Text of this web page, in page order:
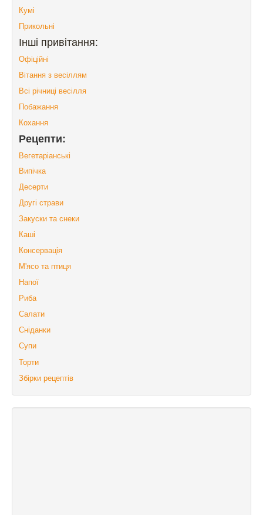
Кумі
Прикольні
Інші привітання:
Офіційні
Вітання з весіллям
Всі річниці весілля
Побажання
Кохання
Рецепти:
Вегетаріанські
Випічка
Десерти
Другі страви
Закуски та снеки
Каші
Консервація
М'ясо та птиця
Напої
Риба
Салати
Сніданки
Супи
Торти
Збірки рецептів